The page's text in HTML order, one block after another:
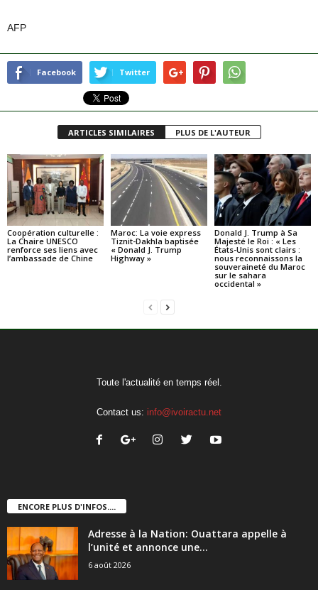
AFP
Facebook Twitter
ARTICLES SIMILAIRES PLUS DE L'AUTEUR
Coopération culturelle :
La Chaire UNESCO
renforce ses liens avec
l’ambassade de Chine
Maroc: La voie express
Tiznit-Dakhla baptisée
« Donald J. Trump
Highway »
Donald J. Trump à Sa
Majesté le Roi : « Les
États-Unis sont clairs :
nous reconnaissons la
souveraineté du Maroc
sur le sahara
occidental »
Toute l'actualité en temps réel.
Contact us: info@ivoiractu.net
ENCORE PLUS D'INFOS....
Adresse à la Nation: Ouattara appelle à
l’unité et annonce une...
6 août 2026